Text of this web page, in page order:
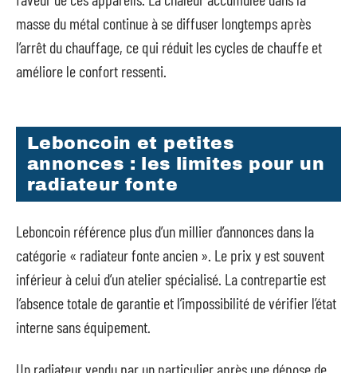
masse du métal continue à se diffuser longtemps après
l’arrêt du chauffage, ce qui réduit les cycles de chauffe et
améliore le confort ressenti.
Leboncoin et petites
annonces : les limites pour un
radiateur fonte
Leboncoin référence plus d’un millier d’annonces dans la
catégorie « radiateur fonte ancien ». Le prix y est souvent
inférieur à celui d’un atelier spécialisé. La contrepartie est
l’absence totale de garantie et l’impossibilité de vérifier l’état
interne sans équipement.
Un radiateur vendu par un particulier après une dépose de